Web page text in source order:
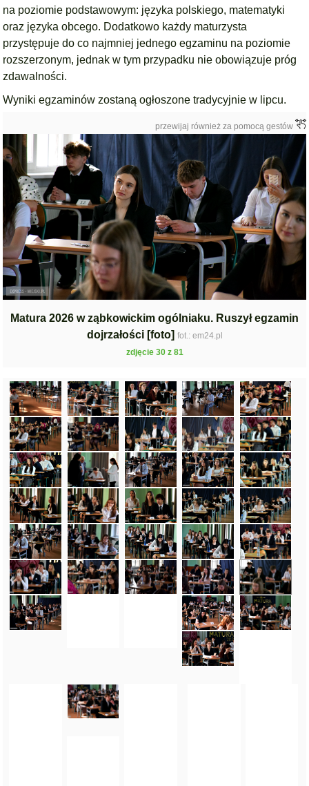
na poziomie podstawowym: języka polskiego, matematyki
oraz języka obcego. Dodatkowo każdy maturzysta
przystępuje do co najmniej jednego egzaminu na poziomie
rozszerzonym, jednak w tym przypadku nie obowiązuje próg
zdawalności.
Wyniki egzaminów zostaną ogłoszone tradycyjnie w lipcu.
przewijaj również za pomocą gestów
Matura 2026 w ząbkowickim ogólniaku. Ruszył egzamin
dojrzałości [foto] fot.: em24.pl
zdjęcie 30 z 81